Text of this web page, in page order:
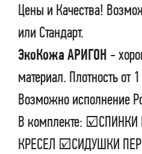
Цены и Качества!
или Стандарт.
ЭкоКожа АРИГОН -
материал. Плотность от
Возможно исполнение
В комплекте:
КРЕСЕЛ ☑СИДУШКИ